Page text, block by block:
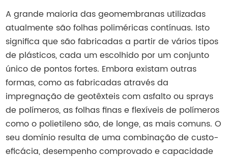
A grande maioria das geomembranas utilizadas
atualmente são folhas poliméricas contínuas. Isto
significa que são fabricadas a partir de vários tipos
de plásticos, cada um escolhido por um conjunto
único de pontos fortes. Embora existam outras
formas, como as fabricadas através da
impregnação de geotêxteis com asfalto ou sprays
de polímeros, as folhas finas e flexíveis de polímeros
como o polietileno são, de longe, as mais comuns. O
seu domínio resulta de uma combinação de custo-
eficácia, desempenho comprovado e capacidade